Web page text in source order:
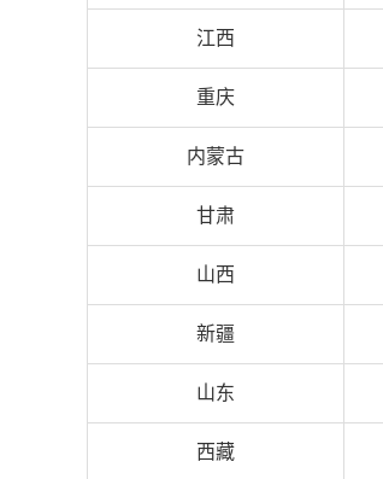
江西
重庆
内蒙古
甘肃
山西
新疆
山东
西藏